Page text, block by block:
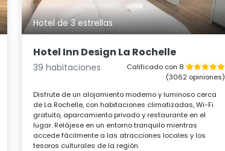
Hotel de 3 estrellas
Hotel Inn Design La Rochelle
39 habitaciones
Calificado con 8
(3062 opiniones)
Disfrute de un alojamiento moderno y luminoso cerca
de La Rochelle, con habitaciones climatizadas, Wi-Fi
gratuito, aparcamiento privado y restaurante en el
lugar. Relájese en un entorno tranquilo mientras
accede fácilmente a las atracciones locales y los
tesoros culturales de la región.